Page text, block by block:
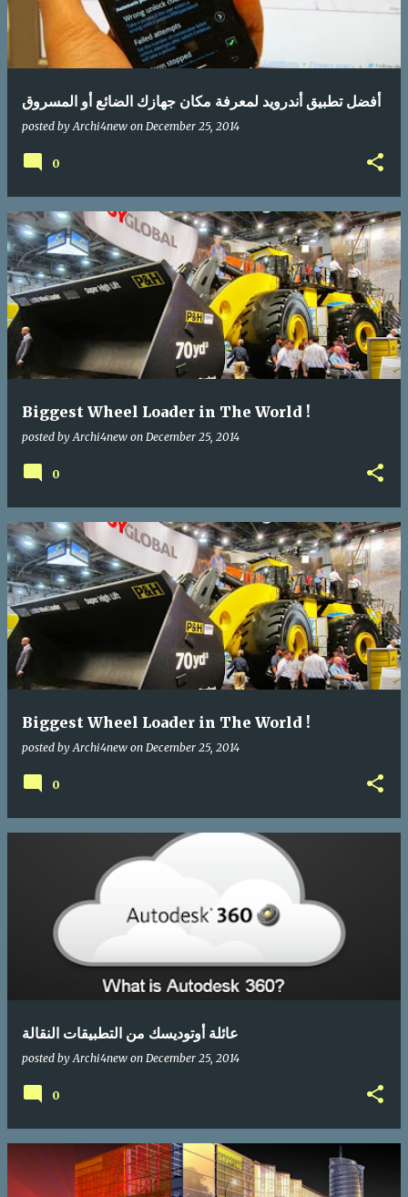
أفضل تطبيق أندرويد لمعرفة مكان جهازك الضائع أو المسروق
posted by Archi4new on December 25, 2014
0
Biggest Wheel Loader in The World !
posted by Archi4new on December 25, 2014
0
Biggest Wheel Loader in The World !
posted by Archi4new on December 25, 2014
0
عائلة أوتوديسك من التطبيقات النقالة
posted by Archi4new on December 25, 2014
0